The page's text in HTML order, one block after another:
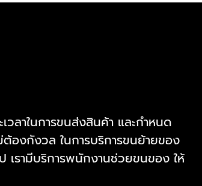
วลาในการขนส่งสินค้า และกำหนด
องกังวล ในการบริการขนย้ายของ
เรามีบริการพนักงานช่วยขนของ ให้